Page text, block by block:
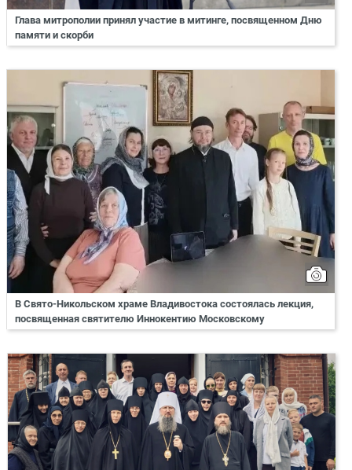
Глава митрополии принял участие в митинге, посвященном Дню
памяти и скорби
В Свято-Никольском храме Владивостока состоялась лекция,
посвященная святителю Иннокентию Московскому